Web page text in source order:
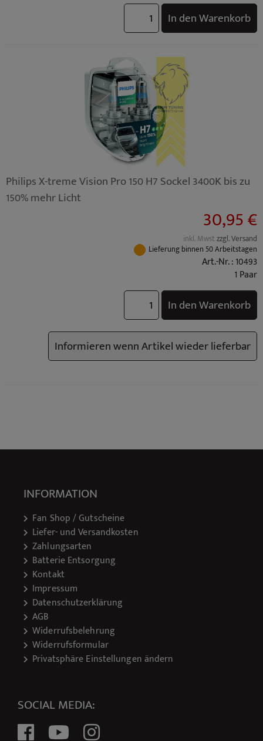
In den Warenkorb
Philips X-treme Vision Pro 150 H7 Sockel 3400K bis zu
150% mehr Licht
30,95 €
inkl. Mwstzzgl. Versand
Lieferung binnen 50 Arbeitstagen
Art.-Nr. : 10493
1 Paar
In den Warenkorb
Informieren wenn Artikel wieder lieferbar
SOCIAL MEDIA:
INFORMATION
Fan Shop / Gutscheine
Liefer- und Versandkosten
Zahlungsarten
Batterie Entsorgung
Kontakt
Impressum
Datenschutzerklärung
AGB
Widerrufsbelehrung
Widerrufsformular
Privatsphäre Einstellungen ändern